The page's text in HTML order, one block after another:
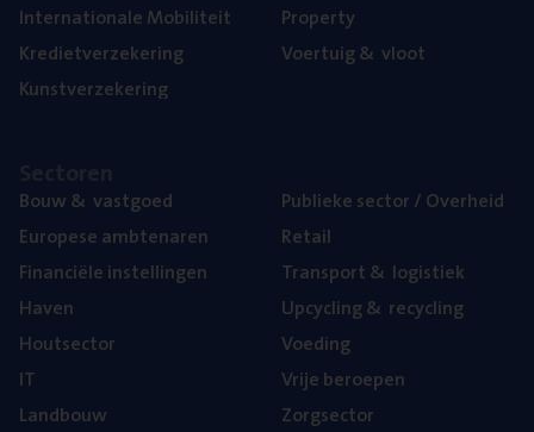
Inter­na­ti­o­na­le Mobiliteit
Kre­diet­ver­ze­ke­ring
Kunst­ver­ze­ke­ring
Pro­per­ty
Voer­tuig& vloot
Bouw& vastgoed
Euro­pe­se ambtenaren
Finan­ci­ë­le instellingen
Haven
Hout­sec­tor
IT
Land­bouw
Publie­ke sec­tor / Overheid
Retail
Trans­port& logistiek
Upcy­cling& recycling
Voe­ding
Vrije beroe­pen
Zorg­sec­tor